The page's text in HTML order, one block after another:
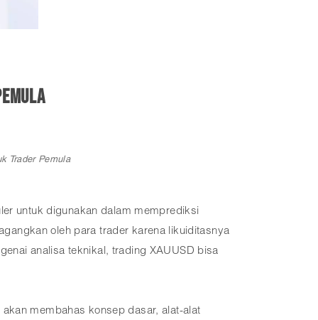
Trader Pemula
untuk digunakan dalam memprediksi
oleh para trader karena likuiditasnya
analisa teknikal, trading XAUUSD bisa
membahas konsep dasar, alat-alat